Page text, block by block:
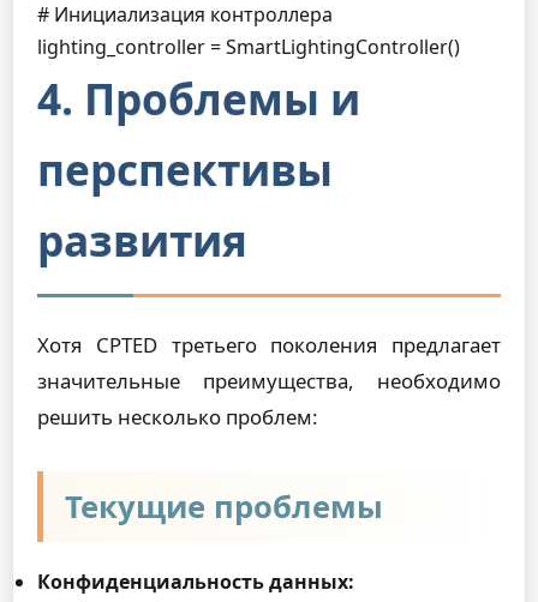
# Инициализация контроллера
lighting_controller = SmartLightingController()
4. Проблемы и
перспективы
развития
Хотя CPTED третьего поколения предлагает
значительные преимущества, необходимо
решить несколько проблем:
Текущие проблемы
Конфиденциальность данных: